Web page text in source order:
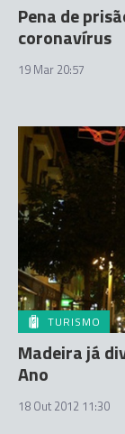
Pena de
coronavírus
19 Mar 20:57
TURISMO
Madeira já
Ano
18 Out 2012 11:30